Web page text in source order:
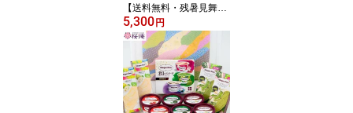
【送料無料・残暑見舞
い・ラッピング付】エメ
ラルドセット6種14個入
り 贈り物に最適 バニラ
ストロベリー クッキー＆
クリーム リッチキャラメ
ル クリスピーサンド グ
リーンティ マカデミア
5,300円